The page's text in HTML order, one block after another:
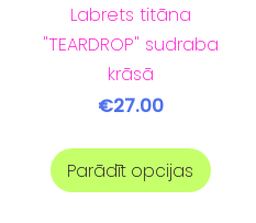
Labrets titāna
"TEARDROP" sudraba
krāsā
€27.00
Parādīt opcijas